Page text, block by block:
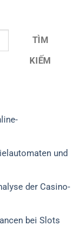
TÌM
KIẾM
und
der Casino-
bei Slots